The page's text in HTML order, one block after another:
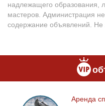
надлежащего образования,
мастеров. Администрация не
содержание объявлений. Не
Аренда
Арен­да